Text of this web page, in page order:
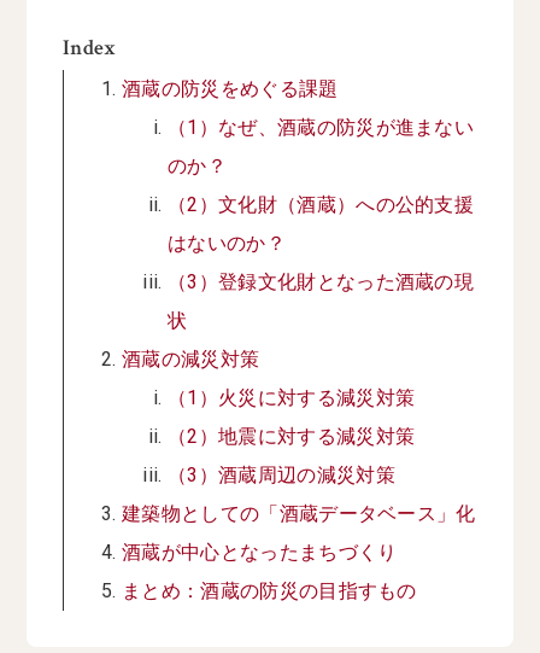
Index
酒蔵の防災をめぐる課題
（1）なぜ、酒蔵の防災が進まない
のか？
（2）文化財（酒蔵）への公的支援
はないのか？
（3）登録文化財となった酒蔵の現
状
酒蔵の減災対策
（1）火災に対する減災対策
（2）地震に対する減災対策
（3）酒蔵周辺の減災対策
建築物としての「酒蔵データベース」化
酒蔵が中心となったまちづくり
まとめ：酒蔵の防災の目指すもの